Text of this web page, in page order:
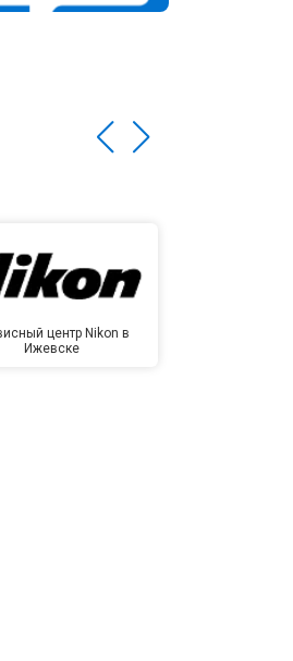
центр Nikon в
Ижевске